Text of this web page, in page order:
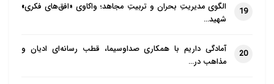
نامه ادامه یافته است: من نامه شما را با همکاران در شورا
و اینکه چه پیشرفت‌های دیگری در نظر گرفته می‌شود،
19
الگوی مدیریتِ بحران و تربیتِ مجاهد؛ واکاوی «افق‌های فکری»
شهید…
20
آمادگی داریم با همکاری صداوسیما، قطب رسانه‌ای ادیان و
مذاهب در…